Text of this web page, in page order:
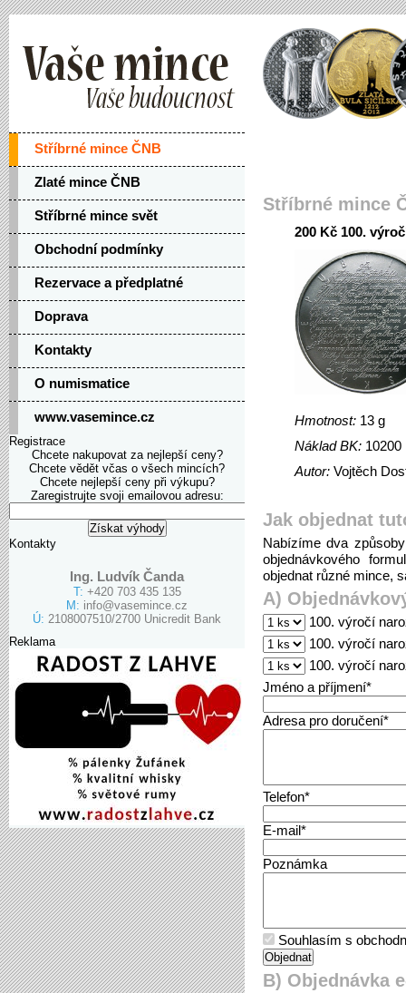
Stříbrné mince ČNB
Zlaté mince ČNB
Stříbrné mince svět
Obchodní podmínky
Rezervace a předplatné
Doprava
Kontakty
O numismatice
www.vasemince.cz
Registrace
Chcete nakupovat za nejlepší ceny?
Chcete vědět včas o všech mincích?
Chcete nejlepší ceny při výkupu?
Zaregistrujte svoji emailovou adresu:
Kontakty
Ing. Ludvík Čanda
T: +420 703 435 135
M: info@vasemince.cz
Ú: 2108007510/2700 Unicredit Bank
Reklama
Stříbrné mince
200 Kč 100.
Hmotnost: 13 g
Náklad BK: 10200
Autor: Vojtěch
Jak objednat
Nabízíme dva
objednávkového
objednat různé mince,
A)
100. výročí
100. výročí
100. výročí
Jméno a příjmení*
Adresa pro doručení*
Telefon*
E-mail*
Poznámka
Souhlasím s
B) Objednávka